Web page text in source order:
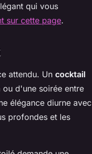
qui vous
sur cette page.
attendu. Un cocktail
d'une soirée entre
élégance diurne avec
profondes et les